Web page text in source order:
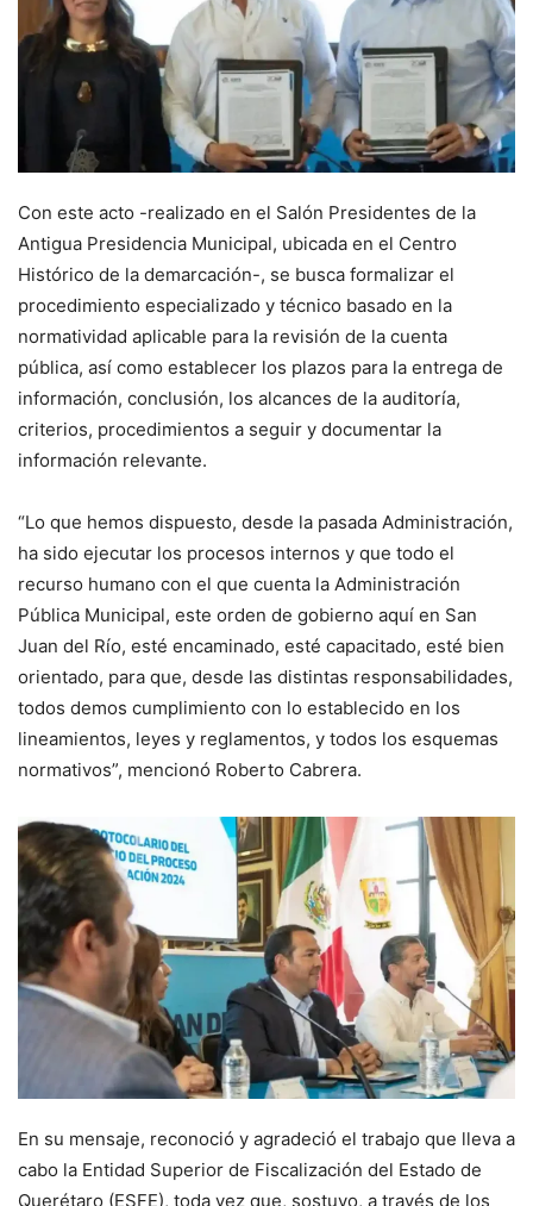
Con este acto -realizado en el Salón Presidentes de la
Antigua Presidencia Municipal, ubicada en el Centro
Histórico de la demarcación-, se busca formalizar el
procedimiento especializado y técnico basado en la
normatividad aplicable para la revisión de la cuenta
pública, así como establecer los plazos para la entrega de
información, conclusión, los alcances de la auditoría,
criterios, procedimientos a seguir y documentar la
información relevante.
“Lo que hemos dispuesto, desde la pasada Administración,
ha sido ejecutar los procesos internos y que todo el
recurso humano con el que cuenta la Administración
Pública Municipal, este orden de gobierno aquí en San
Juan del Río, esté encaminado, esté capacitado, esté bien
orientado, para que, desde las distintas responsabilidades,
todos demos cumplimiento con lo establecido en los
lineamientos, leyes y reglamentos, y todos los esquemas
normativos”, mencionó Roberto Cabrera.
En su mensaje, reconoció y agradeció el trabajo que lleva a
cabo la Entidad Superior de Fiscalización del Estado de
Querétaro (ESFE), toda vez que, sostuvo, a través de los